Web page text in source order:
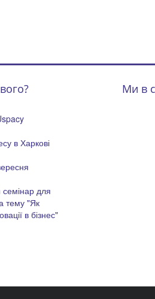
Ми в
в Харкові
для
тему "Як
в бізнес"